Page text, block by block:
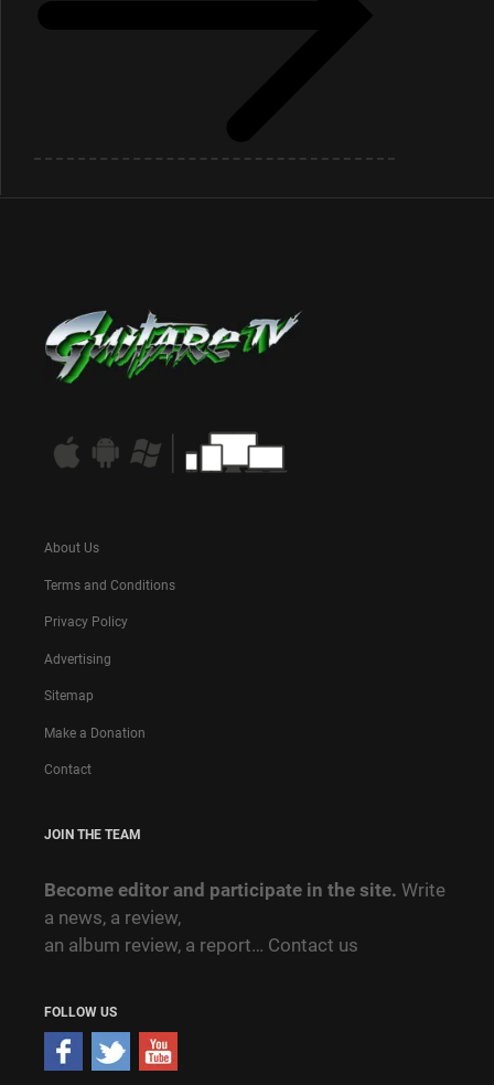
About Us
Terms and Conditions
Privacy Policy
Advertising
Sitemap
Make a Donation
Contact
JOIN THE TEAM
Become editor and participate in the site. Write
a news, a review,
an album review, a report… Contact us
FOLLOW US